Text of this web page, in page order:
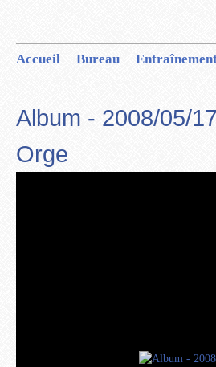
Accueil Bureau
Album - 2008/05/
Orge